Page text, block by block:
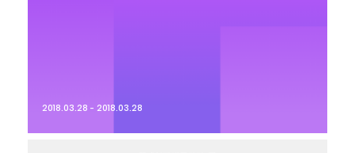
2018.03.28 - 2018.03.28